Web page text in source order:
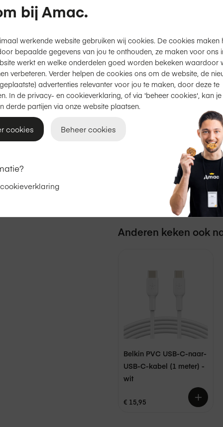
Productinformatie
Gratis thuisbezorgdof
op Apple.
Achteraf betalen met
€ 44,95
€ 29,95
bij Amac.
werkende website gebruiken wij cookies. De cookies maken
bepaalde gegevens van jou te onthouden, ze maken voor ons
werkt en welke onderdelen goed worden bekeken waardoor
verbeteren. Verder helpen de cookies ons om de website, de
advertenties relevanter voor jou te maken, door deze te
In de privacy- en cookieverklaring, of via 'beheer cookies', kan
derde partijen via onze website plaatsen.
cookies Beheer cookies